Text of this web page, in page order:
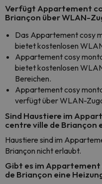
Verfügt Appartement
Briançon über WLAN-
Das Appartement cosy
bietet kostenlosen
Appartement cosy
bietet kostenlosen
Bereichen.
Appartement cosy
verfügt über WLAN-
Sind Haustiere im
centre ville de Briançon
Haustiere sind im
Briançon nicht erlaubt.
Gibt es im
de Briançon eine